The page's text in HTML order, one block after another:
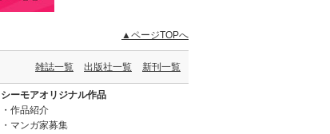
▲ページTOPへ
雑誌一覧 出版社一覧 新刊一覧
シーモアオリジナル作品
作品紹介
マンガ家募集